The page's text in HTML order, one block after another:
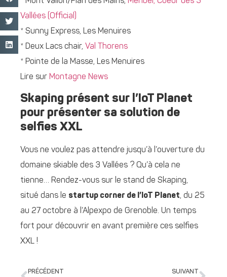
Vallées (Official)
* Sunny Express, Les Menuires
* Deux Lacs chair, Val Thorens
* Pointe de la Masse, Les Menuires
Lire sur Montagne News
Skaping présent sur l’IoT Planet
pour présenter sa solution de
selfies XXL
Vous ne voulez pas attendre jusqu’à l’ouverture du
domaine skiable des 3 Vallées ? Qu’à cela ne
tienne… Rendez-vous sur le stand de Skaping,
situé dans le startup corner de l’IoT Planet, du 25
au 27 octobre à l’Alpexpo de Grenoble. Un temps
fort pour découvrir en avant première ces selfies
XXL !
PRÉCÉDENT
SUIVANT